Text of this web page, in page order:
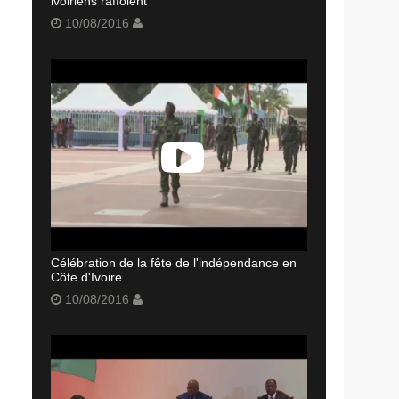
10/08/2016
Célébration de la fête de l'indépendance en
Côte d'Ivoire
10/08/2016